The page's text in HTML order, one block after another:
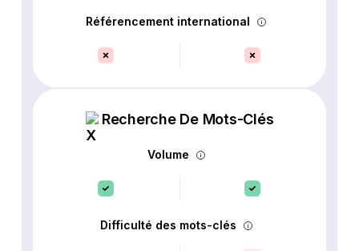
Référencement international
Recherche De Mots-Clés
Volume
Difficulté des mots-clés